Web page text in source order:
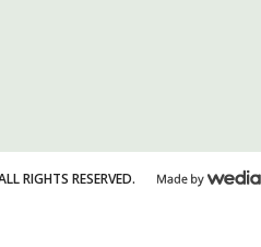
RIGHTS RESERVED.